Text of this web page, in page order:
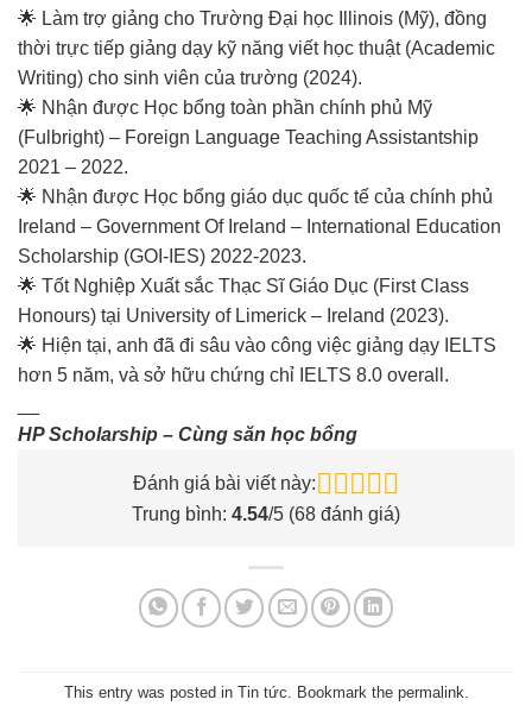
🌟 Làm trợ giảng cho Trường Đại học Illinois (Mỹ), đồng
thời trực tiếp giảng dạy kỹ năng viết học thuật (Academic
Writing) cho sinh viên của trường (2024).
🌟 Nhận được Học bổng toàn phần chính phủ Mỹ
(Fulbright) – Foreign Language Teaching Assistantship
2021 – 2022.
🌟 Nhận được Học bổng giáo dục quốc tế của chính phủ
Ireland – Government Of Ireland – International Education
Scholarship (GOI-IES) 2022-2023.
🌟 Tốt Nghiệp Xuất sắc Thạc Sĩ Giáo Dục (First Class
Honours) tại University of Limerick – Ireland (2023).
🌟 Hiện tại, anh đã đi sâu vào công việc giảng dạy IELTS
hơn 5 năm, và sở hữu chứng chỉ IELTS 8.0 overall.
HP Scholarship – Cùng săn học bổng
Đánh giá bài viết này:
Trung bình: 4.54/5 (68 đánh giá)
This entry was posted in Tin tức . Bookmark the permalink